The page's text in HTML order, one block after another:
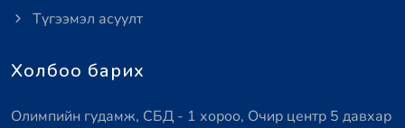
Түгээмэл асуулт
Холбоо барих
Олимпийн гудамж, СБД - 1 хороо, Очир центр 5 давхар